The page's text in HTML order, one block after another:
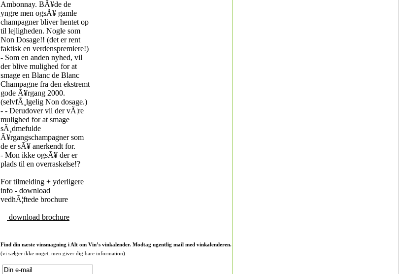
Ambonnay. BÃ¥de de
yngre men ogsÃ¥ gamle
champagner bliver hentet op
til lejligheden. Nogle som
Non Dosage!! (det er rent
faktisk en verdenspremiere!)
- Som en anden nyhed, vil
der blive mulighed for at
smage en Blanc de Blanc
Champagne fra den ekstremt
gode Ã¥rgang 2000.
(selvfÃ¸lgelig Non dosage.)
- - Derudover vil der vÃ¦re
mulighed for at smage
sÃ¸dmefulde
Ã¥rgangschampagner som
de er sÃ¥ anerkendt for.
- Mon ikke ogsÃ¥ der er
plads til en overraskelse!?
For tilmelding + yderligere
info - download
vedhÃ¦ftede brochure
download brochure
Find din næste vinsmagning i Alt om Vin’s vinkalender. Modtag ugentlig mail med vinkalenderen.
(vi sælger ikke noget, men giver dig bare information).